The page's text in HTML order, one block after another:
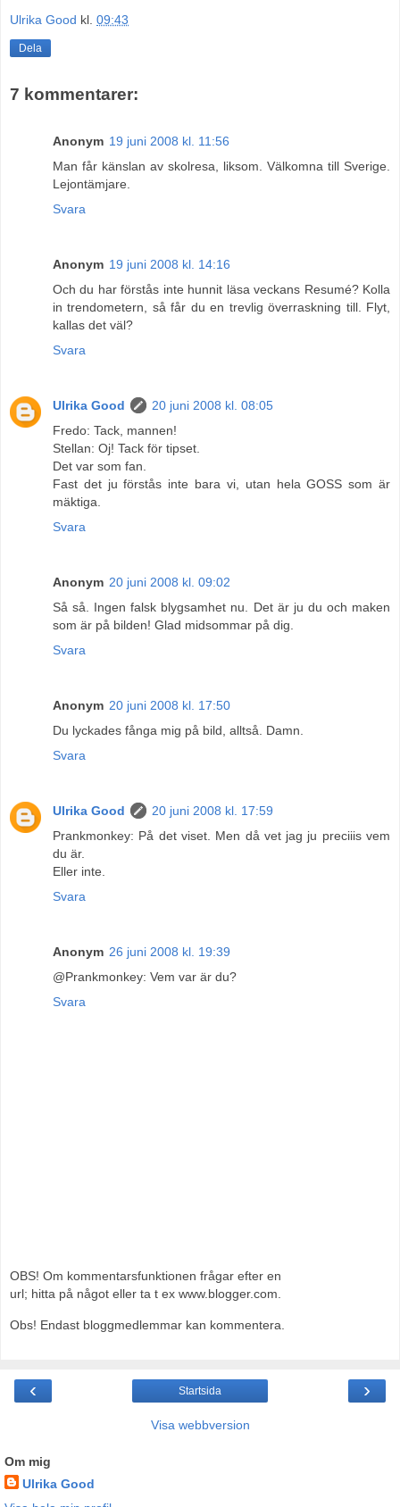
Ulrika Good kl. 09:43
Dela
7 kommentarer:
Anonym 19 juni 2008 kl. 11:56
Man får känslan av skolresa, liksom. Välkomna till Sverige.
Lejontämjare.
Svara
Anonym 19 juni 2008 kl. 14:16
Och du har förstås inte hunnit läsa veckans Resumé? Kolla
in trendometern, så får du en trevlig överraskning till. Flyt,
kallas det väl?
Svara
Ulrika Good
20 juni 2008 kl. 08:05
Fredo: Tack, mannen!
Stellan: Oj! Tack för tipset.
Det var som fan.
Fast det ju förstås inte bara vi, utan hela GOSS som är
mäktiga.
Svara
Anonym 20 juni 2008 kl. 09:02
Så så. Ingen falsk blygsamhet nu. Det är ju du och maken
som är på bilden! Glad midsommar på dig.
Svara
Anonym 20 juni 2008 kl. 17:50
Du lyckades fånga mig på bild, alltså. Damn.
Svara
Ulrika Good
20 juni 2008 kl. 17:59
Prankmonkey: På det viset. Men då vet jag ju preciiis vem
du är.
Eller inte.
Svara
Anonym 26 juni 2008 kl. 19:39
@Prankmonkey: Vem var är du?
Svara
OBS! Om kommentarsfunktionen frågar efter en
url; hitta på något eller ta t ex www.blogger.com.
Obs! Endast bloggmedlemmar kan kommentera.
‹ ›
Startsida
Visa webbversion
Om mig
Ulrika Good